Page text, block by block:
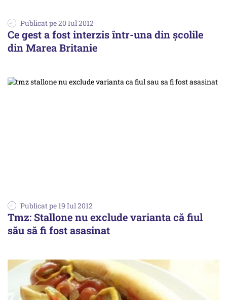
Publicat pe 20 Iul 2012
Ce gest a fost interzis într-una din școlile
din Marea Britanie
Publicat pe 19 Iul 2012
Tmz: Stallone nu exclude varianta că fiul
său să fi fost asasinat